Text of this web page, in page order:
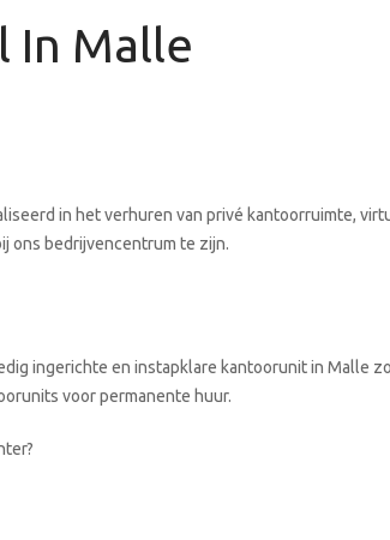
In Malle
in het verhuren van privé kantoorruimte,
ons bedrijvencentrum te zijn.
ingerichte en instapklare kantoorunit in Malle
voor permanente huur.